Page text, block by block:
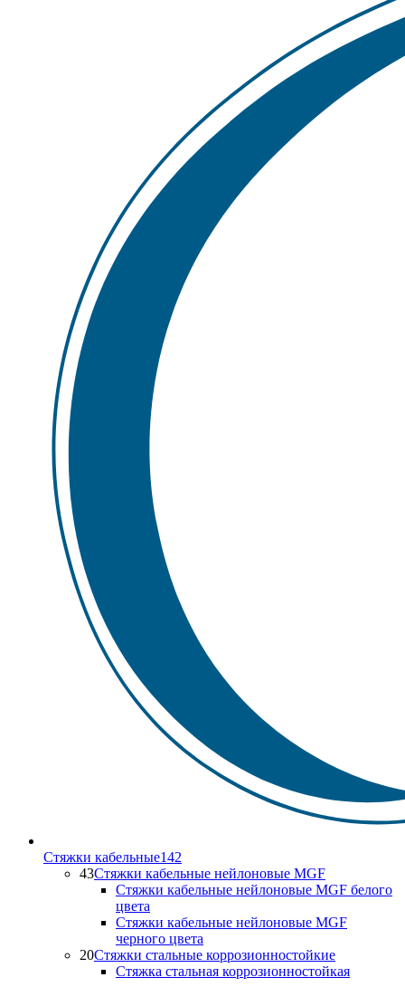
Стяжки кабельные142
43Стяжки кабельные нейлоновые MGF
Стяжки кабельные нейлоновые MGF белого
цвета
Стяжки кабельные нейлоновые MGF
черного цвета
20Стяжки стальные коррозионностойкие
Стяжка стальная коррозионностойкая